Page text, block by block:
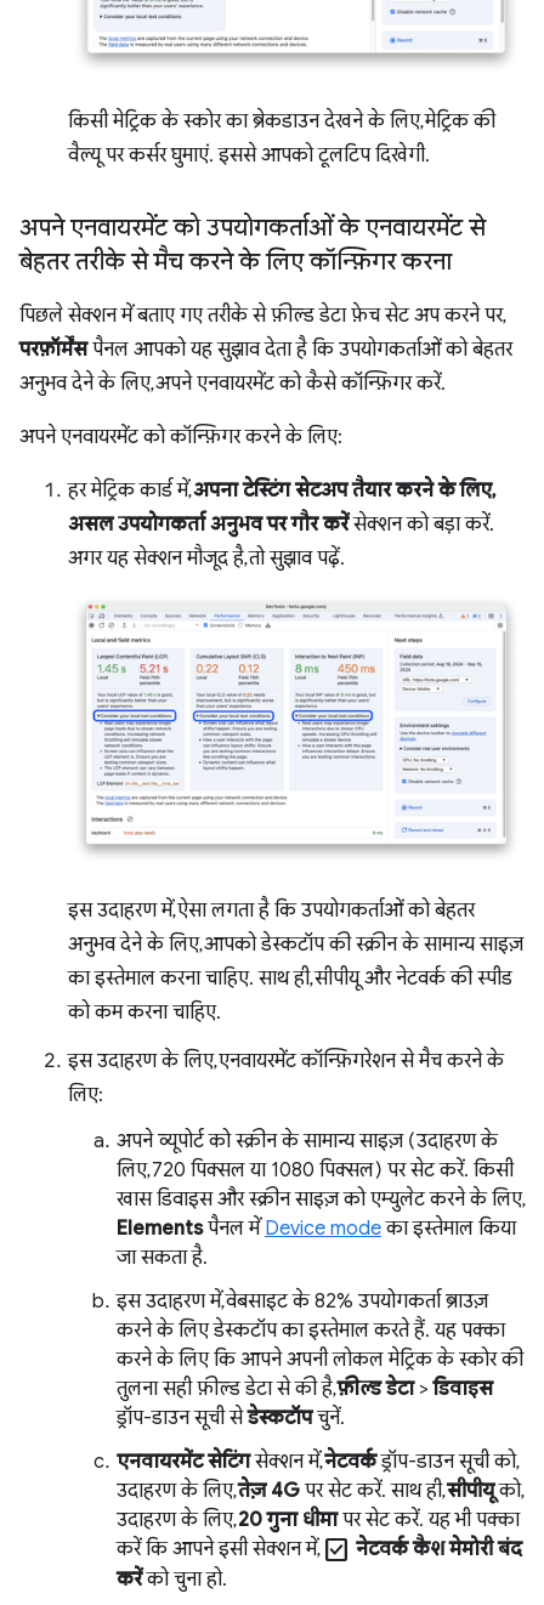
किसी मेट्रिक के स्कोर का ब्रेकडाउन देखने के लिए, मेट्रिक की
वैल्यू पर कर्सर घुमाएं. इससे आपको टूलटिप दिखेगी.
अपने एनवायरमेंट को उपयोगकर्ताओं के एनवायरमेंट से
बेहतर तरीके से मैच करने के लिए कॉन्फ़िगर करना
पिछले सेक्शन में बताए गए तरीके से फ़ील्ड डेटा फ़ेच सेट अप करने पर,
परफ़ॉर्मेंसपैनल आपको यह सुझाव देता है कि उपयोगकर्ताओं को बेहतर
अनुभव देने के लिए, अपने एनवायरमेंट को कैसे कॉन्फ़िगर करें.
अपने एनवायरमेंट को कॉन्फ़िगर करने के लिए:
हर मेट्रिक कार्ड में,अपना टेस्टिंग सेटअप तैयार करने के लिए,
असल उपयोगकर्ता अनुभव पर गौर करेंसेक्शन को बड़ा करें.
अगर यह सेक्शन मौजूद है, तो सुझाव पढ़ें.
इस उदाहरण में, ऐसा लगता है कि उपयोगकर्ताओं को बेहतर
अनुभव देने के लिए, आपको डेस्कटॉप की स्क्रीन के सामान्य साइज़
का इस्तेमाल करना चाहिए. साथ ही, सीपीयू और नेटवर्क की स्पीड
को कम करना चाहिए.
इस उदाहरण के लिए, एनवायरमेंट कॉन्फ़िगरेशन से मैच करने के
लिए:
अपने व्यूपोर्ट को स्क्रीन के सामान्य साइज़ (उदाहरण के
लिए, 720 पिक्सल या 1080 पिक्सल) पर सेट करें. किसी
खास डिवाइस और स्क्रीन साइज़ को एम्युलेट करने के लिए,
Elementsपैनल मेंDevice modeका इस्तेमाल किया
जा सकता है.
इस उदाहरण में, वेबसाइट के 82% उपयोगकर्ता ब्राउज़
करने के लिए डेस्कटॉप का इस्तेमाल करते हैं. यह पक्का
करने के लिए कि आपने अपनी लोकल मेट्रिक के स्कोर की
तुलना सही फ़ील्ड डेटा से की है,फ़ील्ड डेटा>डिवाइस
ड्रॉप-डाउन सूची सेडेस्कटॉपचुनें.
एनवायरमेंट सेटिंगसेक्शन में,नेटवर्कड्रॉप-डाउन सूची को,
उदाहरण के लिए,तेज़ 4G पर सेट करें. साथ ही,सीपीयूको,
उदाहरण के लिए,20 गुना धीमापर सेट करें. यह भी पक्का
करें कि आपने इसी सेक्शन में, check_box नेटवर्क कैश मेमोरी बंद
करेंको चुना हो.